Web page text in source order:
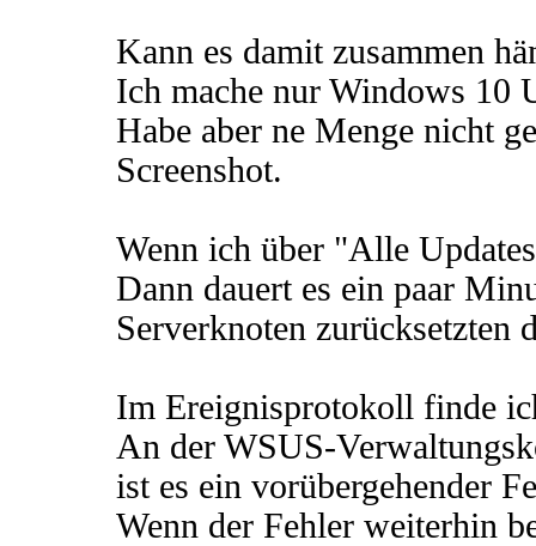
Kann es damit zusammen
Ich mache nur Windows 10
Habe aber ne Menge nicht
Screenshot.
Wenn ich über "Alle
Dann dauert es ein paar
Serverknoten zurücksetzten
Im Ereignisprotokoll finde
An der WSUS-
ist es ein vorübergehender
Wenn der Fehler weiterhin